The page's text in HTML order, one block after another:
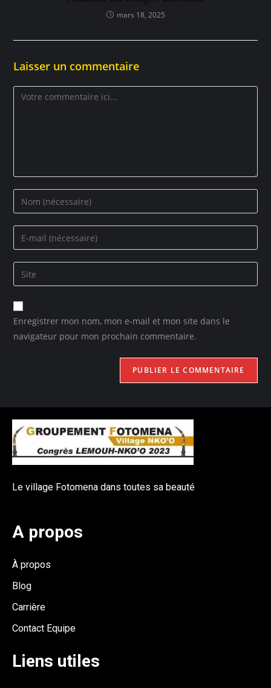
mars 18, 2025
Laisser un commentaire
Enregistrer mon nom, mon e-mail et mon site dans le
navigateur pour mon prochain commentaire.
Le village Fotomena dans toutes sa beauté
A propos
À propos
Blog
Carrière
Contact Equipe
Liens utiles